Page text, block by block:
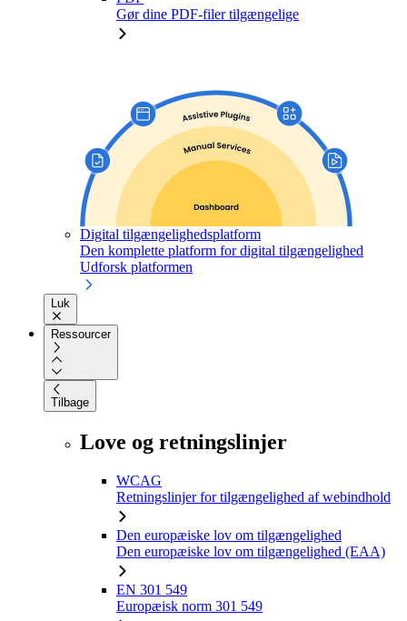
Gør dine PDF-filer tilgængelige
Digital tilgængelighedsplatform
Den komplette platform for digital tilgængelighed
Udforsk platformen
Luk
Ressourcer
Tilbage
Love og retningslinjer
WCAG
Retningslinjer for tilgængelighed af webindhold
Den europæiske lov om tilgængelighed
Den europæiske lov om tilgængelighed (EAA)
EN 301 549
Europæisk norm 301 549